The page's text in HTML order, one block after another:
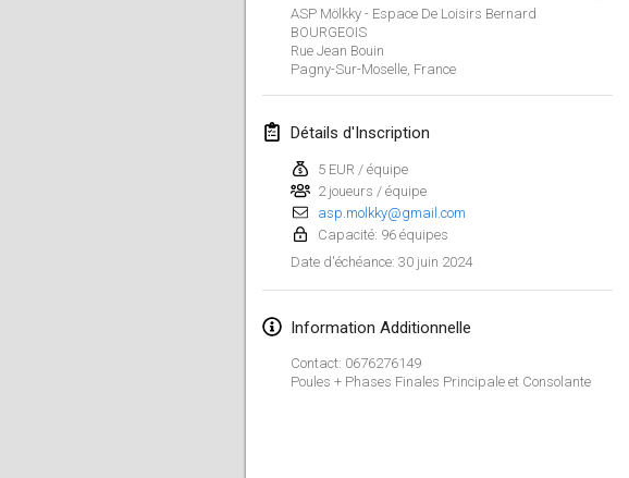
ASP Mölkky - Espace De Loisirs Bernard
BOURGEOIS
Rue Jean Bouin
Pagny-Sur-Moselle, France
Détails d'Inscription
5 EUR / équipe
2 joueurs / équipe
asp.molkky@gmail.com
Capacité: 96 équipes
Date d'échéance: 30 juin 2024
Information Additionnelle
Contact: 0676276149
Poules + Phases Finales Principale et Consolante
27 janv. 2024| France
SingeliDuppeli
février 2024
US Mölkky Winter
3 févr. 2024|Finlande